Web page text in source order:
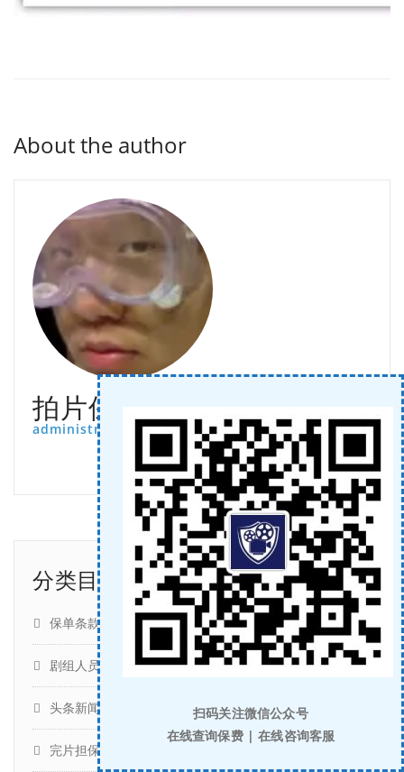
About the author
拍片保
administrator
分类目录
保单条款
剧组人员 | 人身意外险 | 雇主责任保险(399)
头条新闻
完片担保
扫码关注微信公众号
在线查询保费 | 在线咨询客服